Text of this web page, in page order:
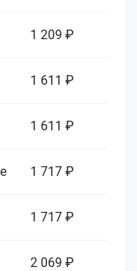
1 209 ₽
1 611 ₽
1 611 ₽
1 717 ₽
1 717 ₽
2 069 ₽